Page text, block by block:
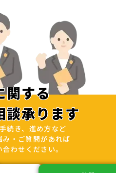
関する
談承ります
続き、進め方など
・ご質問があれば
わせください。